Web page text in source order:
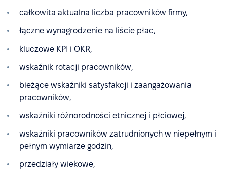
całkowita aktualna liczba pracowników firmy,
łączne wynagrodzenie na liście płac,
kluczowe KPI i OKR,
wskaźnik rotacji pracowników,
bieżące wskaźniki satysfakcji i zaangażowania
pracowników,
wskaźniki różnorodności etnicznej i płciowej,
wskaźniki pracowników zatrudnionych w niepełnym i
pełnym wymiarze godzin,
przedziały wiekowe,